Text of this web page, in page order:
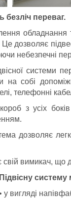
безліч переваг.
Це дозволяє
небезпечні
системи
собі
телефонні
з усіх
дозволяє
вимикач, що
Підвісну
у вигляді